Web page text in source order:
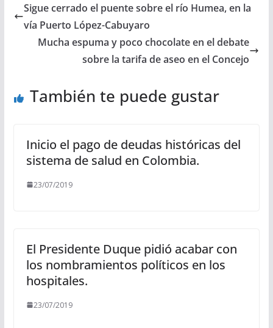
Sigue cerrado el puente sobre el río Humea, en la
vía Puerto López-Cabuyaro
Mucha espuma y poco chocolate en el debate
sobre la tarifa de aseo en el Concejo
También te puede gustar
Inicio el pago de deudas históricas del
sistema de salud en Colombia.
23/07/2019
El Presidente Duque pidió acabar con
los nombramientos políticos en los
hospitales.
23/07/2019